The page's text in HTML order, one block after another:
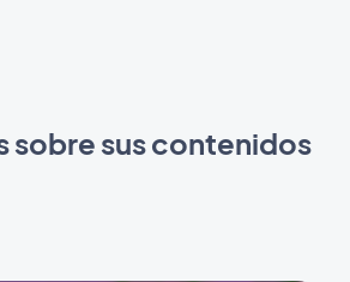
sobre sus contenidos